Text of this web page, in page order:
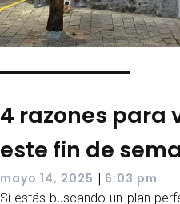
4 razones para
este fin de
mayo 14, 2025 | 6:03 pm
Si estás buscando un plan